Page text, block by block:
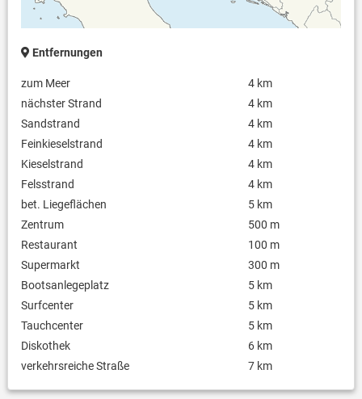
Entfernungen
zum Meer
4 km
nächster Strand
4 km
Sandstrand
4 km
Feinkieselstrand
4 km
Kieselstrand
4 km
Felsstrand
4 km
bet. Liegeflächen
5 km
Zentrum
500 m
Restaurant
100 m
Supermarkt
300 m
Bootsanlegeplatz
5 km
Surfcenter
5 km
Tauchcenter
5 km
Diskothek
6 km
verkehrsreiche Straße
7 km